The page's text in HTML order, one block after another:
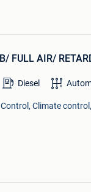
FULL AIR/
Diesel
Climate